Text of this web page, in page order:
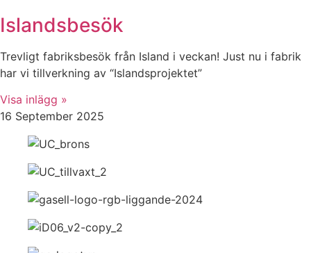
Islandsbesök
Trevligt fabriksbesök från Island i veckan! Just nu i fabrik
har vi tillverkning av “Islandsprojektet”
Visa inlägg »
16 September 2025